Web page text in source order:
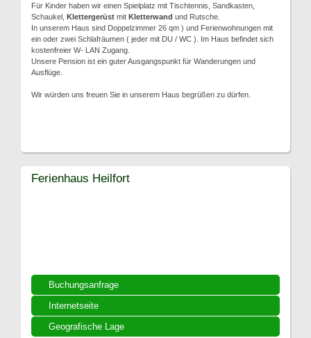
Für Kinder haben wir einen Spielplatz mit Tischtennis, Sandkasten,
Schaukel, Klettergerüst mit Kletterwand und Rutsche.
In unserem Haus sind Doppelzimmer 26 qm ) und Ferienwohnungen mit
ein oder zwei Schlafräumen ( jeder mit DU / WC ). Im Haus befindet sich
kostenfreier W- LAN Zugang.
Unsere Pension ist ein guter Ausgangspunkt für Wanderungen und
Ausflüge.
Wir würden uns freuen Sie in unserem Haus begrüßen zu dürfen.
Buchungsanfrage
Internetseite
Geografische Lage
Ferienhaus Heilfort